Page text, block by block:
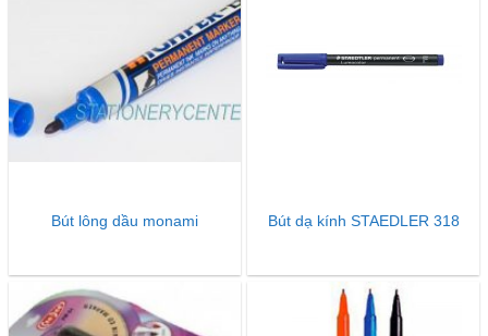
Bút lông dầu monami Bút dạ kính STAEDLER 318